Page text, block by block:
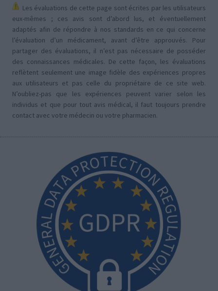
Les évaluations de cette page sont écrites par les utilisateurs
eux-mêmes ; ces avis sont d’abord lus, et éventuellement
adaptés afin de répondre à nos standards en ce qui concerne
l’évaluation d’un médicament, avant d’être approuvés. Pour
partager des évaluations, il n’est pas nécessaire de posséder
des connaissances médicales. De cette façon, les évaluations
reflètent seulement une image fidèle des expériences propres
aux utilisateurs et pas celle du propriétaire de ce site web.
N’oubliez-pas que les expériences peuvent varier selon les
individus et que pour tout avis médical, il faut toujours prendre
contact avec votre médecin ou votre pharmacien.